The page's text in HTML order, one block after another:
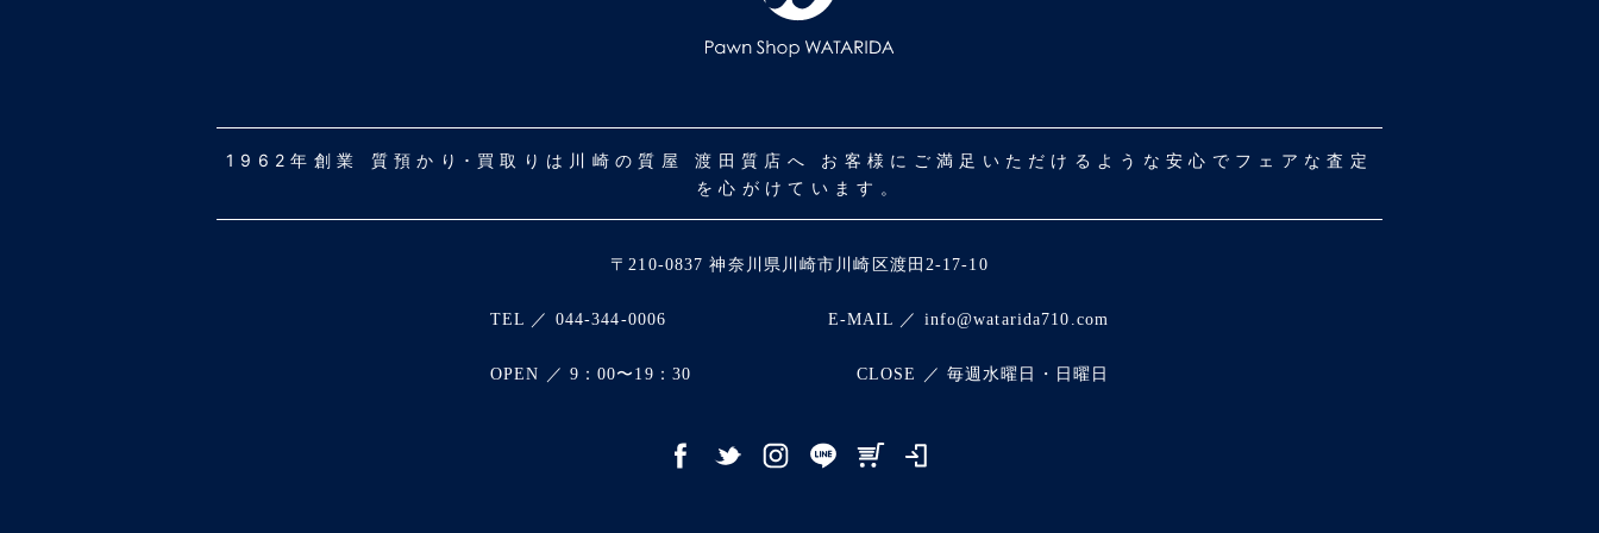
1962年創業 質預かり･買取りは川崎の質屋 渡田質店へ お客様にご満足いただけるような安心でフェアな査定
を心がけています。
〒210-0837 神奈川県川崎市川崎区渡田2-17-10
TEL ／ 044-344-0006 E-MAIL ／ info@watarida710.com
OPEN ／ 9：00〜19：30 CLOSE ／ 毎週水曜日・日曜日